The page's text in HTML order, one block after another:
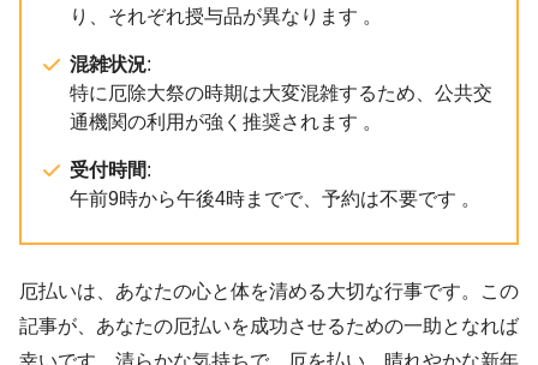
り、それぞれ授与品が異なります 。
混雑状況:
特に厄除大祭の時期は大変混雑するため、公共交
通機関の利用が強く推奨されます 。
受付時間:
午前9時から午後4時までで、予約は不要です 。
厄払いは、あなたの心と体を清める大切な行事です。この
記事が、あなたの厄払いを成功させるための一助となれば
幸いです。清らかな気持ちで、厄を払い、晴れやかな新年